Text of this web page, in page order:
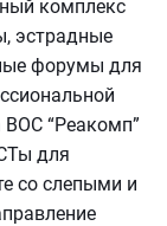
комплекс
эстрадные
форумы для
ВОС “Реакомп”
для
со слепыми и